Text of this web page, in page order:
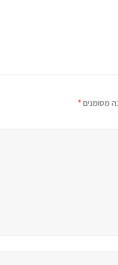
מסומנים*